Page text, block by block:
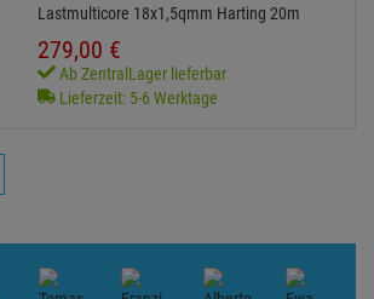
Lastmulticore 18x1,5qmm Harting 20m
279,00 €
Ab ZentralLager lieferbar
Lieferzeit: 5-6 Werktage